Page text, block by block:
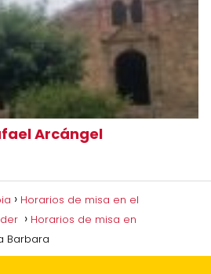
Arcángel
Horarios de misa en el
Horarios de misa en
Barbara